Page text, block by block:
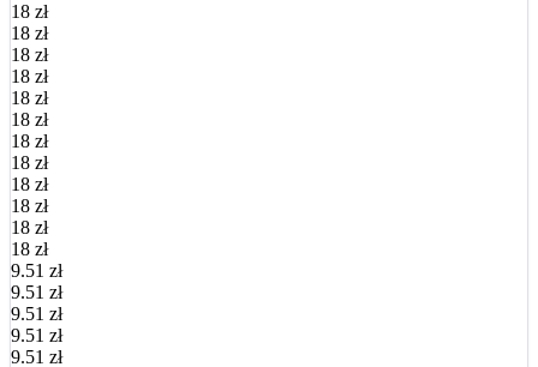
18 zł
18 zł
18 zł
18 zł
18 zł
18 zł
18 zł
18 zł
18 zł
18 zł
18 zł
18 zł
9.51 zł
9.51 zł
9.51 zł
9.51 zł
9.51 zł